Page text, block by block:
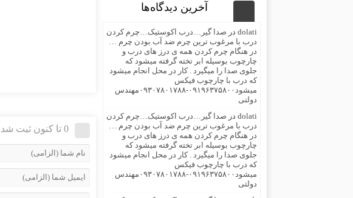
0 تا کنون ثبت شده است
آخرین دیدگاه‌ها
dolati در صدا گیر…درب اکوستیک…چرم کردن
درب با مرغوب ترین چرم ضد آب بودن چرم …
در هنگام چرم کردن همه ی درز های درب و
چارچوب بوسیله ابر تخته گرفته میشود که
جلوی صدا را میگیرد . کار در محل انجام میشود
که درب با چارچوب فیکس
میشود۰۹۱۹۶۳۷۵۸۰۰-۰۹۳۰۷۸۰۱۷۸۸مهندس
دولتی
dolati در صدا گیر…درب اکوستیک…چرم کردن
درب با مرغوب ترین چرم ضد آب بودن چرم …
در هنگام چرم کردن همه ی درز های درب و
چارچوب بوسیله ابر تخته گرفته میشود که
جلوی صدا را میگیرد . کار در محل انجام میشود
که درب با چارچوب فیکس
میشود۰۹۱۹۶۳۷۵۸۰۰-۰۹۳۰۷۸۰۱۷۸۸مهندس
دولتی